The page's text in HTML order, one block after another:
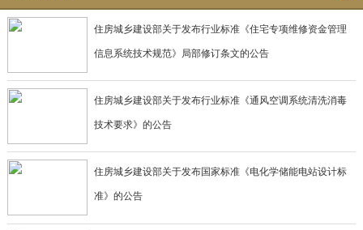
住房城乡建设部关于发布行业标准《住宅专项维修资金管理
信息系统技术规范》局部修订条文的公告
住房城乡建设部关于发布行业标准《通风空调系统清洗消毒
技术要求》的公告
住房城乡建设部关于发布国家标准《电化学储能电站设计标
准》的公告